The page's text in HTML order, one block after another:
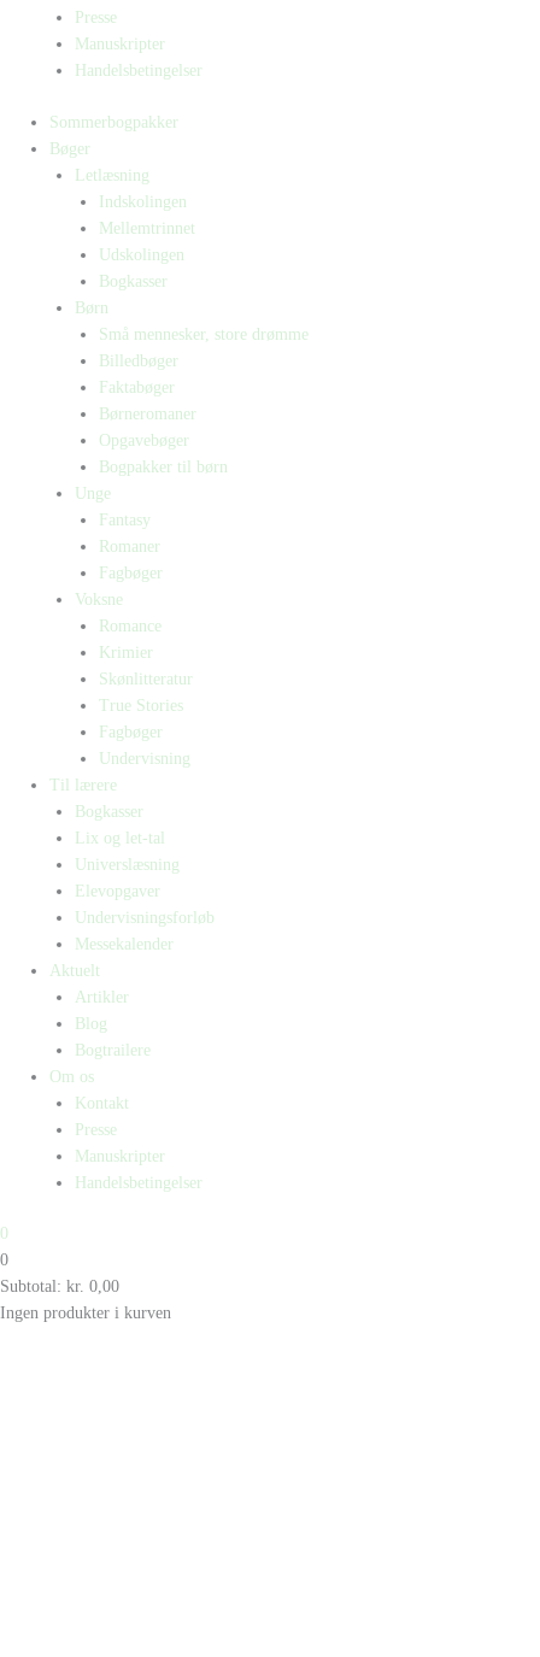
Presse
Manuskripter
Handelsbetingelser
Sommerbogpakker
Bøger
Letlæsning
Indskolingen
Mellemtrinnet
Udskolingen
Bogkasser
Børn
Små mennesker, store drømme
Billedbøger
Faktabøger
Børneromaner
Opgavebøger
Bogpakker til børn
Unge
Fantasy
Romaner
Fagbøger
Voksne
Romance
Krimier
Skønlitteratur
True Stories
Fagbøger
Undervisning
Til lærere
Bogkasser
Lix og let-tal
Universlæsning
Elevopgaver
Undervisningsforløb
Messekalender
Aktuelt
Artikler
Blog
Bogtrailere
Om os
Kontakt
Presse
Manuskripter
Handelsbetingelser
0
0
Subtotal: kr. 0,00
Ingen produkter i kurven